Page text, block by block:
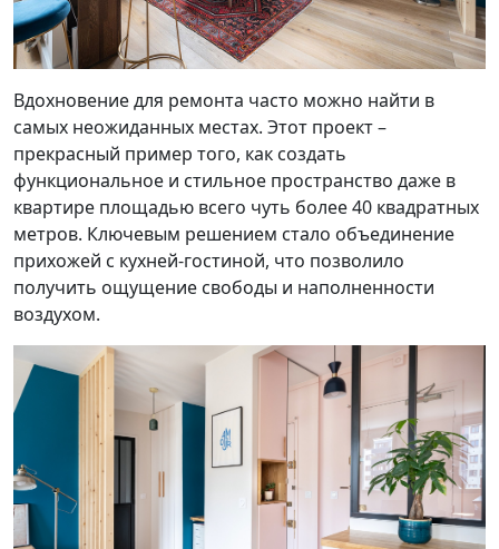
Вдохновение для ремонта часто можно найти в
самых неожиданных местах. Этот проект –
прекрасный пример того, как создать
функциональное и стильное пространство даже в
квартире площадью всего чуть более 40 квадратных
метров. Ключевым решением стало объединение
прихожей с кухней-гостиной, что позволило
получить ощущение свободы и наполненности
воздухом.